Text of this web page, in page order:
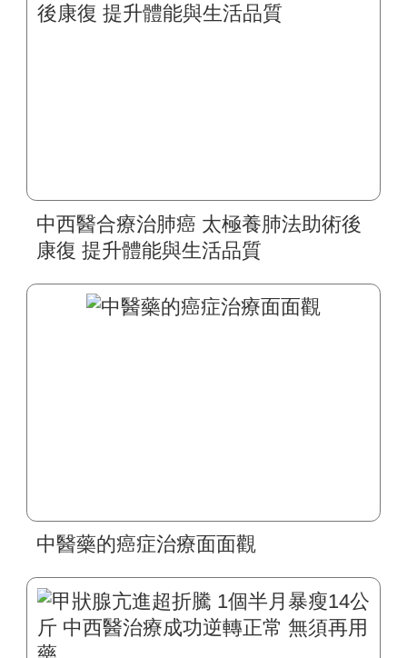
中西醫合療治肺癌 太極養肺法助術後
康復 提升體能與生活品質
中醫藥的癌症治療面面觀